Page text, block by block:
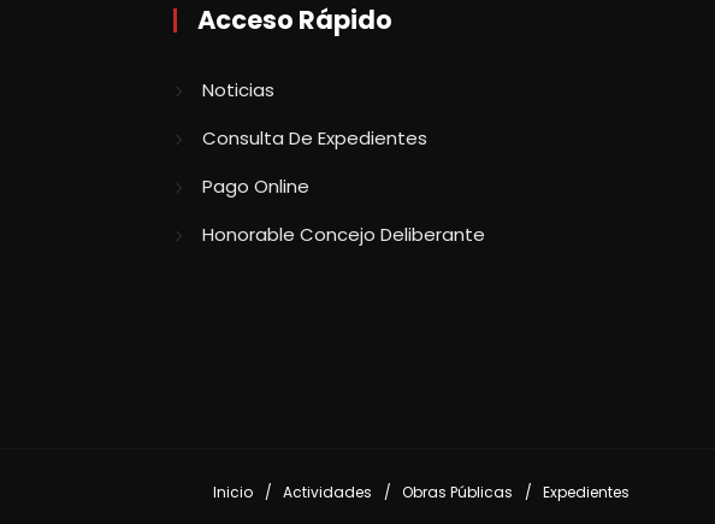
Acceso Rápido
Noticias
Consulta De Expedientes
Pago Online
Honorable Concejo Deliberante
Inicio Actividades Obras Públicas Expedientes